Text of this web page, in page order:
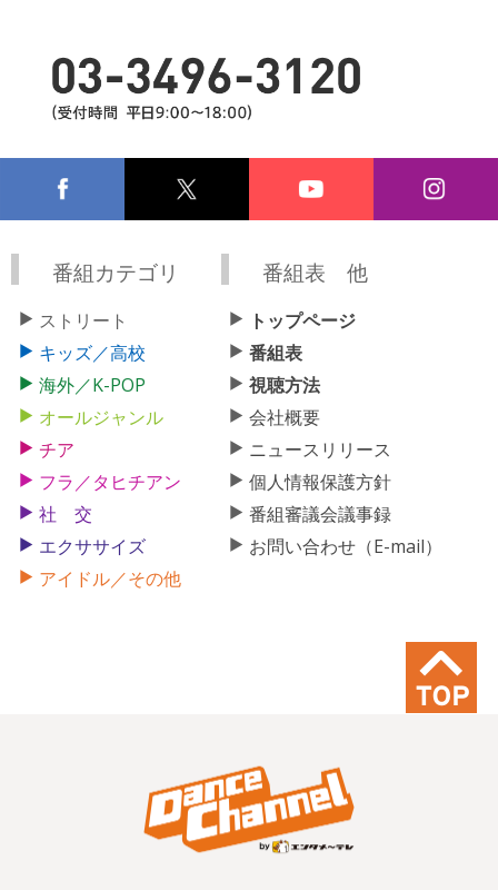
番組カテゴリ
ストリート
キッズ／高校
海外／K-POP
オールジャンル
チア
フラ／タヒチアン
社 交
エクササイズ
アイドル／その他
番組表 他
トップページ
番組表
視聴方法
会社概要
ニュースリリース
個人情報保護方針
番組審議会議事録
お問い合わせ（E-mail）